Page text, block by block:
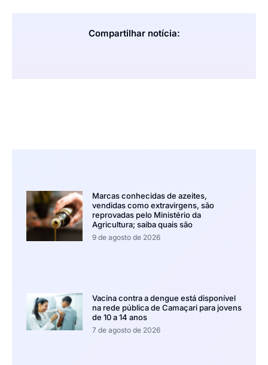
Compartilhar notícia:
Marcas conhecidas de azeites,
vendidas como extravirgens, são
reprovadas pelo Ministério da
Agricultura; saiba quais são
9 de agosto de 2026
Vacina contra a dengue está disponível
na rede pública de Camaçari para jovens
de 10 a 14 anos
7 de agosto de 2026